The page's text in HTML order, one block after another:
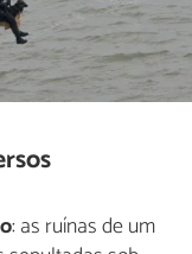
: as ruínas de um